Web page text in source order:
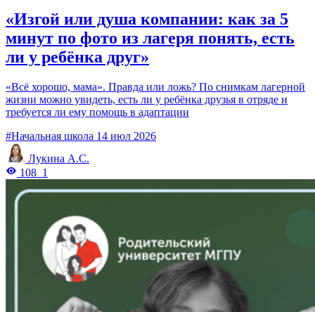
«Изгой или душа компании: как за 5
минут по фото из лагеря понять, есть
ли у ребёнка друг»
«Всё хорошо, мама». Правда или ложь? По снимкам лагерной
жизни можно увидеть, есть ли у ребёнка друзья в отряде и
требуется ли ему помощь в адаптации
#Начальная школа 14 июл 2026
Лукина А.С.
108 1